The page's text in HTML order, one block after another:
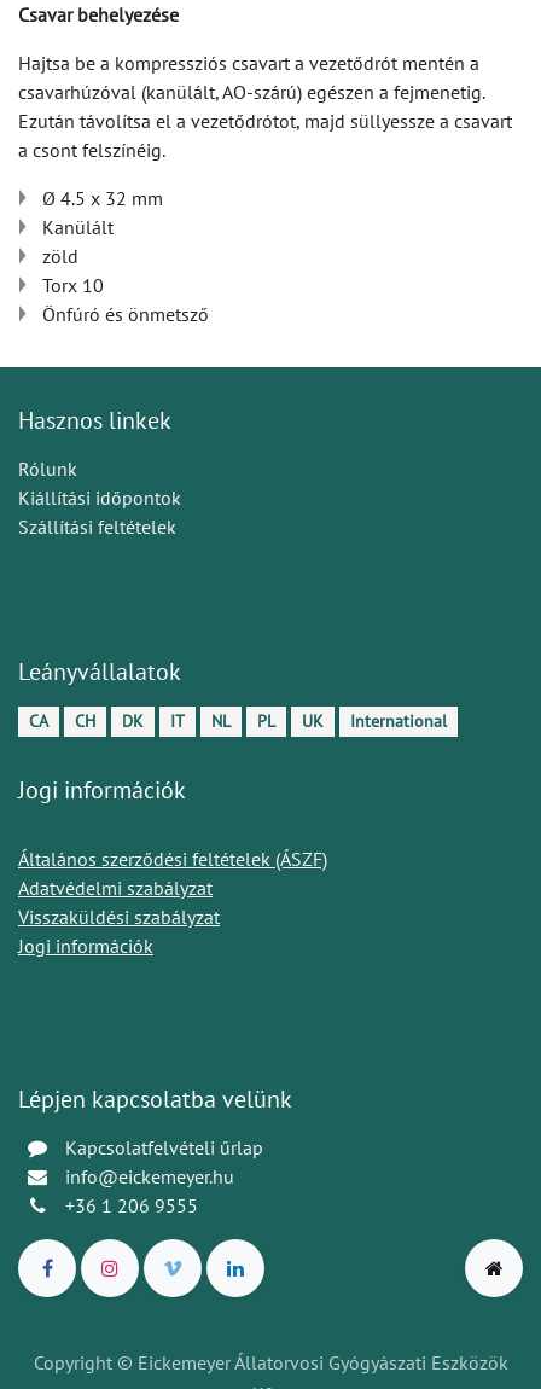
Csavar behelyezése
Hajtsa be a kompressziós csavart a vezetődrót mentén a
csavarhúzóval (kanülált, AO-szárú) egészen a fejmenetig.
Ezután távolítsa el a vezetődrótot, majd süllyessze a csavart
a csont felszínéig.
Ø 4.5 x 32 mm
Kanülált
zöld
Torx 10
Önfúró és önmetsző
Hasznos linkek
Rólunk
Kiállítási időpontok
Szállítási feltételek
Leányvállalatok
CA CH DK IT NL PL UK International
Jogi információk
Általános szerződési feltételek (ÁSZF)
Adatvédelmi szabályzat
Visszaküldési szabályzat
Jogi információk
Lépjen kapcsolatba velünk
Kapcsolatfelvételi űrlap
info@eickemeyer.hu
+36 1 206 9555
Copyright © Eickemeyer Állatorvosi Gyógyászati Eszközök